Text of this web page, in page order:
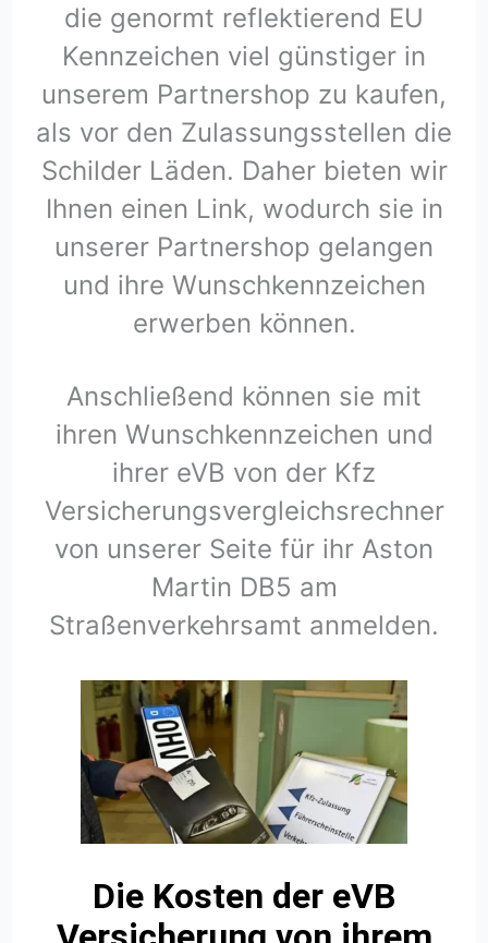
die genormt reflektierend EU
Kennzeichen viel günstiger in
unserem Partnershop zu kaufen,
als vor den Zulassungsstellen die
Schilder Läden. Daher bieten wir
Ihnen einen Link, wodurch sie in
unserer Partnershop gelangen
und ihre Wunschkennzeichen
erwerben können.
Anschließend können sie mit
ihren Wunschkennzeichen und
ihrer eVB von der Kfz
Versicherungsvergleichsrechner
von unserer Seite für ihr Aston
Martin DB5 am
Straßenverkehrsamt anmelden.
Die Kosten der eVB